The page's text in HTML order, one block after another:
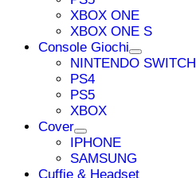
XBOX ONE
XBOX ONE S
Console Giochi
NINTENDO SWITCH
PS4
PS5
XBOX
Cover
IPHONE
SAMSUNG
Cuffie & Headset